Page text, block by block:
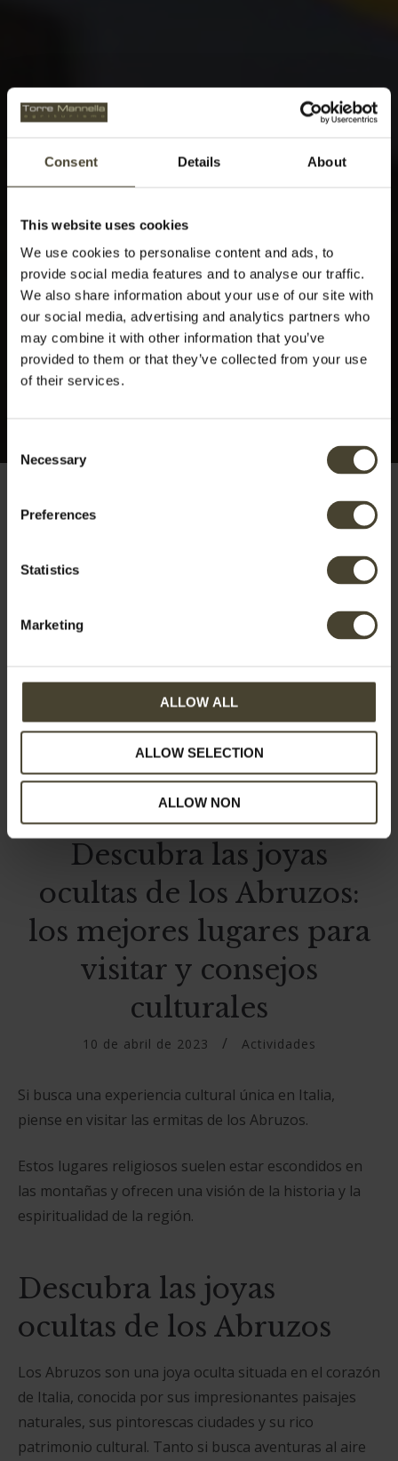
Consent Details About
This website uses cookies
We use cookies to personalise content and ads, to
provide social media features and to analyse our traffic.
We also share information about your use of our site with
our social media, advertising and analytics partners who
may combine it with other information that you’ve
provided to them or that they’ve collected from your use
of their services.
Selection
Necessary
Preferences
Statistics
Marketing
ALLOW ALL
ALLOW SELECTION
ALLOW NON
Etiquetas: authentic
Descubra las joyas
ocultas de los Abruzos:
los mejores lugares para
visitar y consejos
culturales
10 de abril de 2023 Actividades
Si busca una experiencia cultural única en Italia,
piense en visitar las ermitas de los Abruzos.
Estos lugares religiosos suelen estar escondidos en
las montañas y ofrecen una visión de la historia y la
espiritualidad de la región.
Descubra las joyas
ocultas de los Abruzos
Los Abruzos son una joya oculta situada en el corazón
de Italia, conocida por sus impresionantes paisajes
naturales, sus pintorescas ciudades y su rico
patrimonio cultural. Tanto si busca aventuras al aire